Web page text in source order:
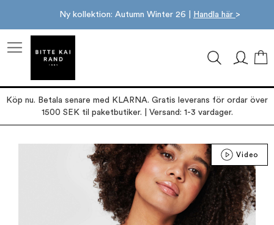
Ny kollektion: Autumn Winter 26 | Handla här >
Köp nu. Betala senare med KLARNA. Gratis leverans för ordar över
1500 SEK til paketbutiker. | Versand: 1-3 vardager.
Video